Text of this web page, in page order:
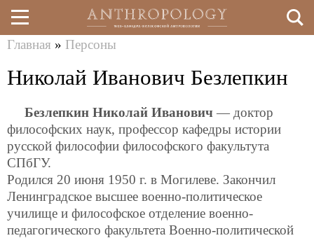
Перейти
к
содержанию
здесь
Главная » Персоны
Николай Иванович Безлепкин
Безлепкин Николай Иванович — доктор
философских наук, профессор кафедры истории
русской философии философского факультута
СПбГУ.
Родился 20 июня 1950 г. в Могилеве. Закончил
Ленинградское высшее военно-политическое
училище и философское отделение военно-
педагогического факультета Военно-политической